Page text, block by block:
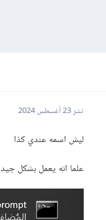
نشر23 أغسطس 2024
ليش اسمه عندي كذا
علما انه يعمل بشكل جيد